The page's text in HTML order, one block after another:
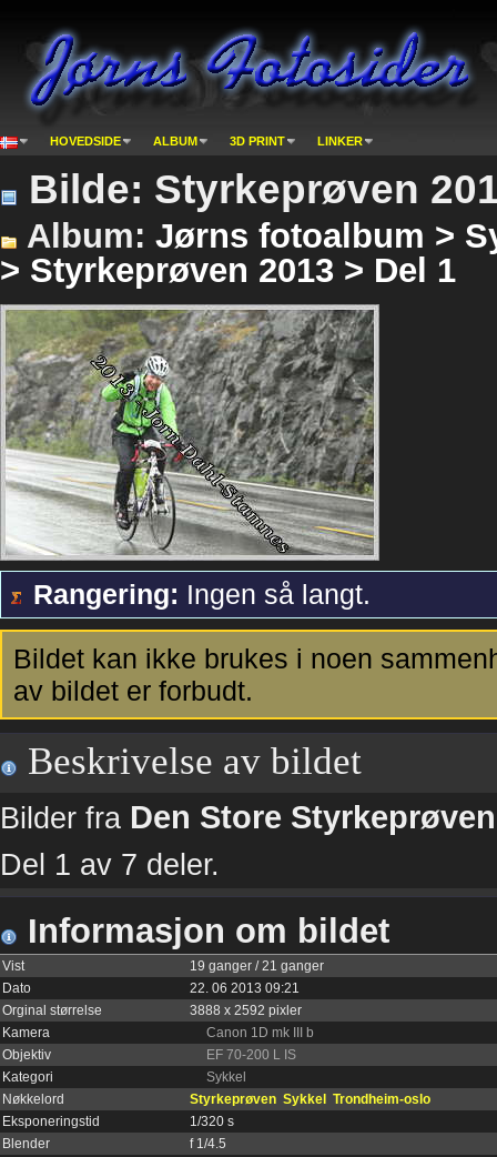
HOVEDSIDE ALBUM 3D PRINT LINKER
Bilde: Styrkeprøven
Album: Jørns fotoalbum >
> Styrkeprøven 2013 > Del 1
Rangering: Ingen så langt.
Bildet kan ikke brukes i noen
av bildet er forbudt.
Beskrivelse av bildet
Bilder fra Den Store Styrkeprøven
Del 1 av 7 deler.
Informasjon om bildet
Vist
19 ganger / 21 ganger
Dato
22. 06 2013 09:21
Orginal størrelse
3888 x 2592 pixler
Kamera
Canon 1D mk III b
Objektiv
EF 70-200 L IS
Kategori
Sykkel
Nøkkelord
Styrkeprøven Sykkel
Trondheim-oslo
Eksponeringstid
1/320 s
Blender
f 1/4.5